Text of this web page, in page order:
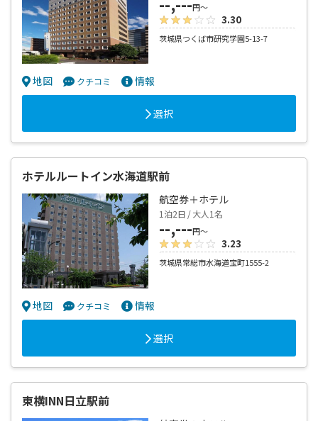
円～
3.30
茨城県つくば市研究学園5-13-7
地図 クチコミ 情報
選択
ホテルルートイン水海道駅前
航空券＋ホテル
1泊2日 / 大人1名
--,---円～
3.23
茨城県常総市水海道宝町1555-2
地図 クチコミ 情報
選択
東横INN日立駅前